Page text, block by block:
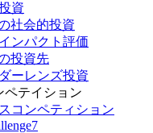
資
社会的投資
ンパクト評価
投資先
ーレンズ投資
ペテイション
コンペティション